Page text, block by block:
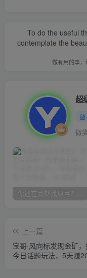
To do the useful
contemplate the
做有用的事
超
微
你还在到处找项目？还在当韭菜？我靠卖项目一个月收入5万+，曾经我也是个失败者。
上一篇
宝哥·风向标发现金矿
今日话题玩法，5天赚